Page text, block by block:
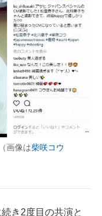
画像は柴咲コウ
き2度目の共演と